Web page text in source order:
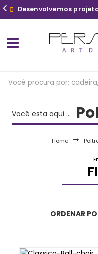
Desenvolvemos
Você esta aqui ...
Home
ORDENAR